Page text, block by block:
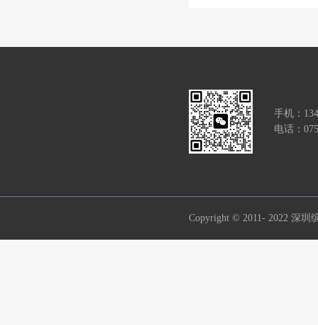
手机：
电话：
Copyright © 2011- 2022 深圳